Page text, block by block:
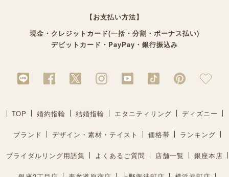
【お支払い方法】
現金・クレジットカード(一括・分割・ボーナス払い)
デビットカード・PayPay・銀行振込み
TOP 婚約指輪 結婚指輪 エタニティリング ディズニー
ブランド デザイン・素材・テイスト 価格帯 ランキング
ブライダルリング用語集 よくあるご質問 店舗一覧 銀座本店